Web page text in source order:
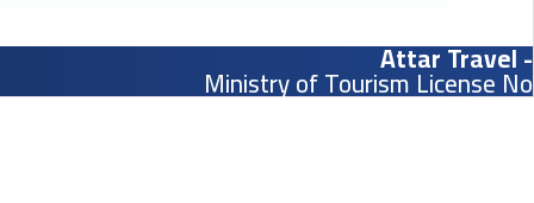
- Attar Travel
Ministry of Tourism License No